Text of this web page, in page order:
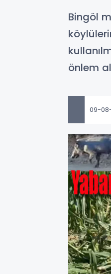
Bingöl
önlem
09-